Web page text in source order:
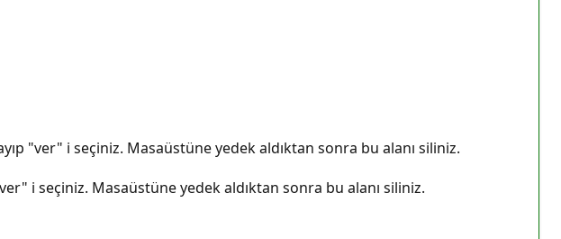
"ver" i seçiniz. Masaüstüne yedek aldıktan sonra bu alanı siliniz.
i seçiniz. Masaüstüne yedek aldıktan sonra bu alanı siliniz.